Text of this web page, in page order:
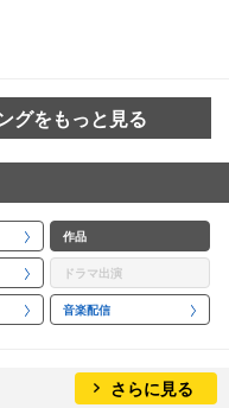
グをもっと見る
作品
ドラマ出演
音楽配信
さらに見る